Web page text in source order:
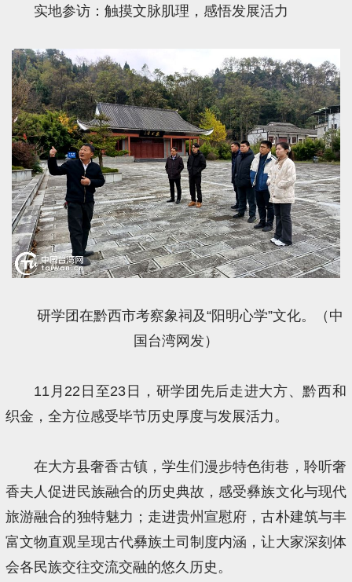
实地参访：触摸文脉肌理，感悟发展活力
研学团在黔西市考察象祠及“阳明心学”文化。（中
国台湾网发）
11月22日至23日，研学团先后走进大方、黔西和
织金，全方位感受毕节历史厚度与发展活力。
在大方县奢香古镇，学生们漫步特色街巷，聆听奢
香夫人促进民族融合的历史典故，感受彝族文化与现代
旅游融合的独特魅力；走进贵州宣慰府，古朴建筑与丰
富文物直观呈现古代彝族土司制度内涵，让大家深刻体
会各民族交往交流交融的悠久历史。